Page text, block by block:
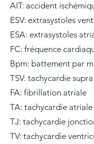
AIT: accident
ESV: extrasystoles
ESA: extrasystoles
FC: fréquence
Bpm: battement par
TSV: tachycardie
FA: fibrillation atriale
TA: tachycardie atriale
TJ: tachycardie
TV: tachycardie